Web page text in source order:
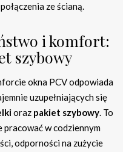
ze ścianą.
i komfort:
szybowy
okna PCV odpowiada
uzupełniających się
oraz pakiet szybowy. To
pracować w codziennym
odporności na zużycie